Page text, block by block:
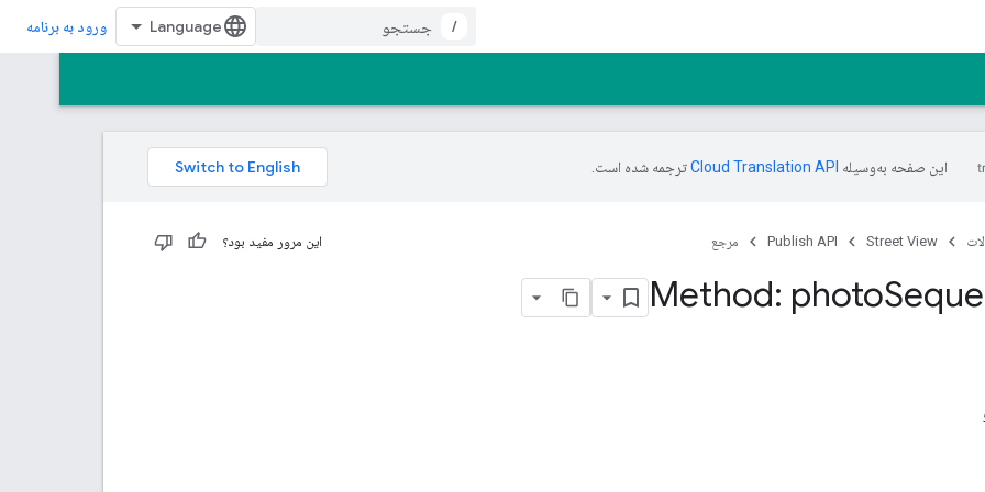
/ ورود به برنامه
این صفحه به‌وسیله ترجمه شده است.
Street View
Publish API مرجع این مرور مفید بود؟
Method: photo